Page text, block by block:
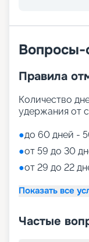
На выбор
бассейнами,
для детей)
Aquapark (с
водными
эффектами
мини-гольф
7 бассейнов
детский
Вопросы-
Правила
Количество
удержания от
●до 60 дней -
●от 59 до 30
●от 29 до 22
Показать все
Частые